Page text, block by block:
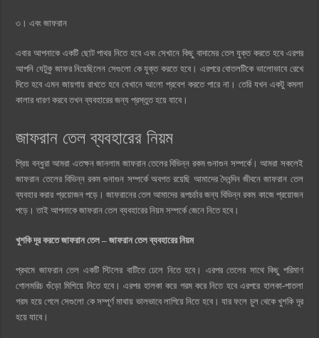
৩। এবং জাফরান
এবার আপনাকে একটি ছোট পাথর নিতে হবে এবং সেখানে কিছু বাদামের তেল যুক্ত করতে হবে এরপর
আপনি যেটুকু জাফর নিয়েছিলেন সেগুলো কে যুক্ত করতে হবে। এরপরে বোতলটিকে ভালোভাবে রেখে
দিতে হবে এমন জায়গায় রাখতে হবে যেখানে আলো প্রবেশ করতে পারে না। তেরি যখন একটু কমলা
কালার ধারণ করবে তখন ব্যবহারের জন্য প্রস্তুত হয়ে যাবে।
জাফরান তেল ব্যবহারের নিয়ম
প্রিয় বন্ধুরা আমরা এতক্ষন জানলাম জাফরান তেলের বিভিন্ন রকম গুনাগুন সম্পর্কে। আমরা সকলেই
জাফরান তেলের বিভিন্ন রকম গুনাগুন সম্পর্কে অবগত রয়েছি আমাদের দৈনন্দিন জীবনে জাফরান তেল
ব্যবহার করার প্রয়োজন পড়ে। জাফরানের তেল আমাদের রূপচর্চার জন্য বিভিন্ন রকম কাজে প্রয়োজন
পড়ে। তাই আপনাকে জাফরান তেল ব্যবহারের নিয়ম সম্পর্কে জেনে নিতে হবে।
খুশকি দূর করতে জাফরান তেল – জাফরান তেল ব্যবহারের নিয়ম
প্রথমে জাফরান তেল একটি স্টিলের বাটিতে ঢেলে নিতে হবে। এরপর তেলের সাথে কিছু পরিমাণ
গোলমরিচ গুঁড়ো মিশিয়ে নিতে হবে। এরপর হালকা করে গরম করে নিতে হবে এরপরে হালকা-পাতলা
গরম হয়ে গেলে সেগুলো কে সম্পূর্ণ মাথায় ভালভাবে লাগিয়ে নিতে হবে। যার ফলে চুল থেকে খুশকি দূর
হয়ে যাবে।